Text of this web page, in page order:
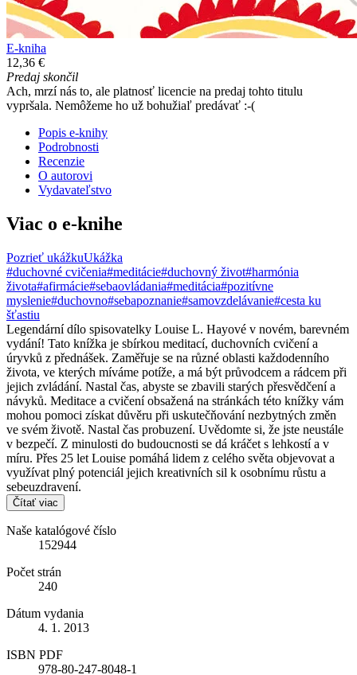
E-kniha
12,36 €
Predaj skončil
Ach, mrzí nás to, ale platnosť licencie na predaj tohto titulu
vypršala. Nemôžeme ho už bohužiaľ predávať :-(
Popis e-knihy
Podrobnosti
Recenzie
O autorovi
Vydavateľstvo
Viac o e-knihe
Pozrieť ukážkuUkážka
#duchovné cvičenia#meditácie#duchovný život#harmónia
života#afirmácie#sebaovládania#meditácia#pozitívne
myslenie#duchovno#sebapoznanie#samovzdelávanie#cesta ku
šťastiu
Legendární dílo spisovatelky Louise L. Hayové v novém, barevném
vydání! Tato knížka je sbírkou meditací, duchovních cvičení a
úryvků z přednášek. Zaměřuje se na různé oblasti každodenního
života, ve kterých míváme potíže, a má být průvodcem a rádcem při
jejich zvládání. Nastal čas, abyste se zbavili starých přesvědčení a
návyků. Meditace a cvičení obsažená na stránkách této knížky vám
mohou pomoci získat důvěru při uskutečňování nezbytných změn
ve svém životě. Nastal čas probuzení. Uvědomte si, že jste neustále
v bezpečí. Z minulosti do budoucnosti se dá kráčet s lehkostí a v
míru. Přes 25 let Louise pomáhá lidem z celého světa objevovat a
využívat plný potenciál jejich kreativních sil k osobnímu růstu a
sebeuzdravení.
Čítať viac
Naše katalógové číslo
152944
Počet strán
240
Dátum vydania
4. 1. 2013
ISBN PDF
978-80-247-8048-1